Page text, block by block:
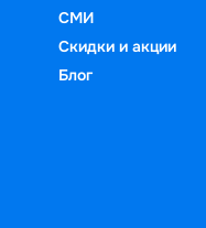
СМИ
Скидки и акции
Блог